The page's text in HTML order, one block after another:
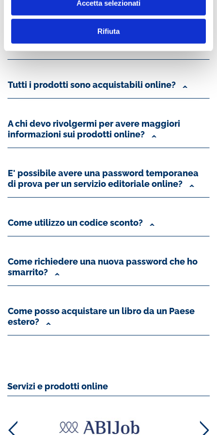
Accetta selezionati
Rifiuta
Come posso abbonarmi ai prodotti online?
Tutti i prodotti sono acquistabili online?
A chi devo rivolgermi per avere maggiori
informazioni sui prodotti online?
E' possibile avere una password temporanea
di prova per un servizio editoriale online?
Come utilizzo un codice sconto?
Come richiedere una nuova password che ho
smarrito?
Come posso acquistare un libro da un Paese
estero?
Servizi e prodotti online